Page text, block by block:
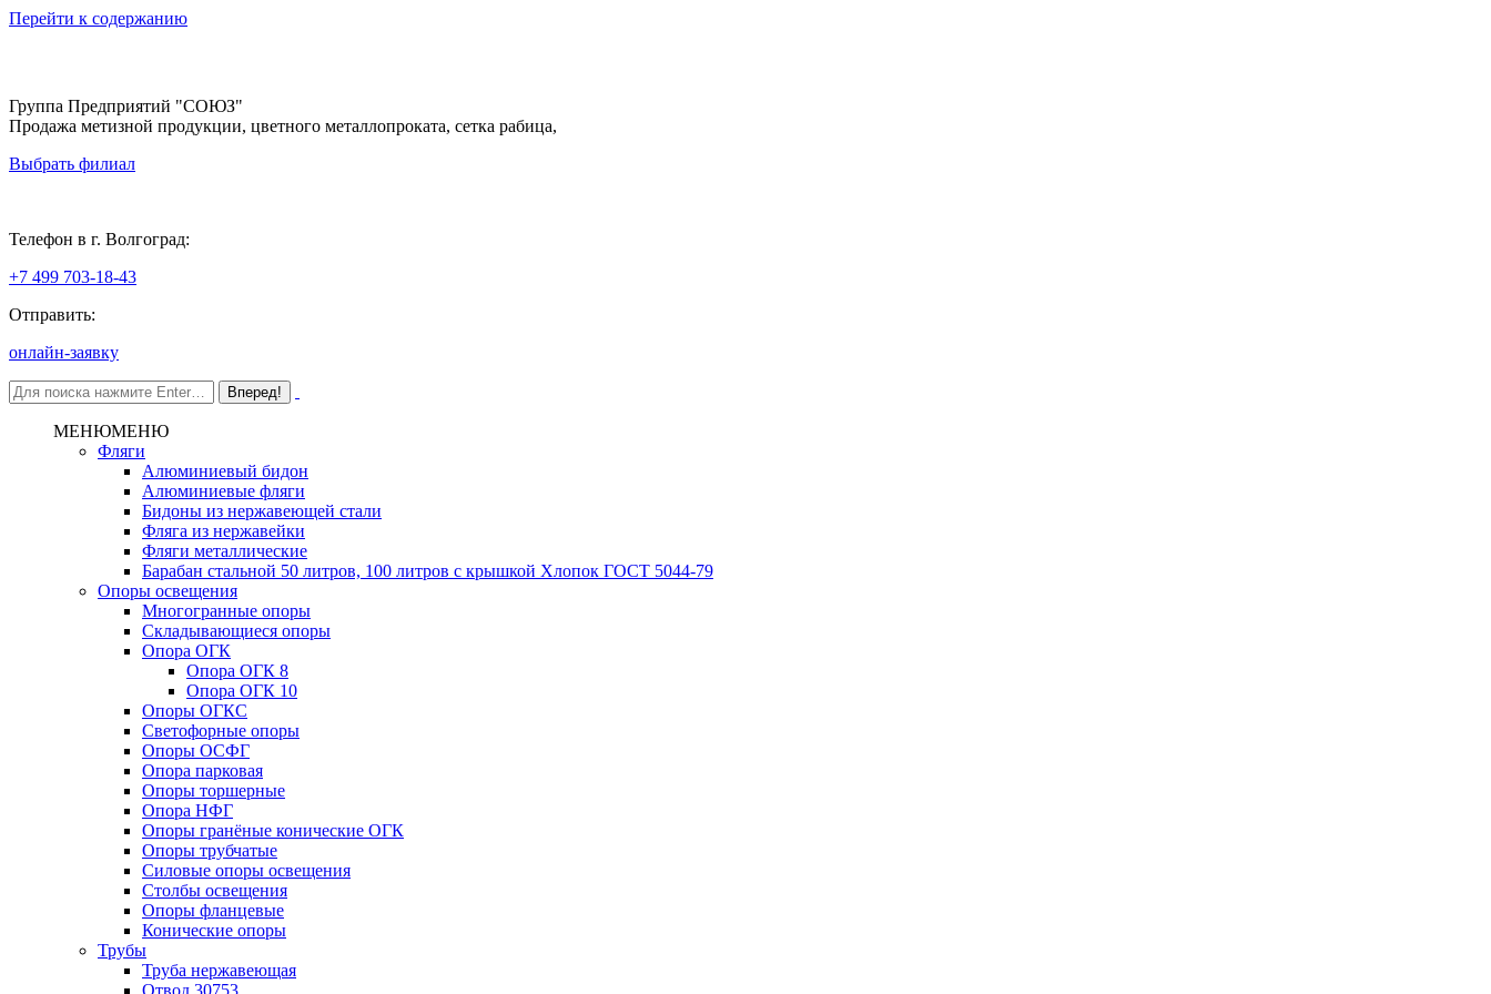
Перейти к содержанию
Группа Предприятий "СОЮЗ"
Продажа метизной продукции, цветного металлопроката, сетка рабица,
Выбрать филиал
Телефон в г. Волгоград:
+7 499 703-18-43
Отправить:
онлайн-заявку
МЕНЮМЕНЮ
Фляги
Алюминиевый бидон
Алюминиевые фляги
Бидоны из нержавеющей стали
Фляга из нержавейки
Фляги металлические
Барабан стальной 50 литров, 100 литров с крышкой Хлопок ГОСТ 5044-79
Опоры освещения
Многогранные опоры
Складывающиеся опоры
Опора ОГК
Опора ОГК 8
Опора ОГК 10
Опоры ОГКС
Светофорные опоры
Опоры ОСФГ
Опора парковая
Опоры торшерные
Опора НФГ
Опоры гранёные конические ОГК
Опоры трубчатые
Силовые опоры освещения
Столбы освещения
Опоры фланцевые
Конические опоры
Трубы
Труба нержавеющая
Отвод 30753